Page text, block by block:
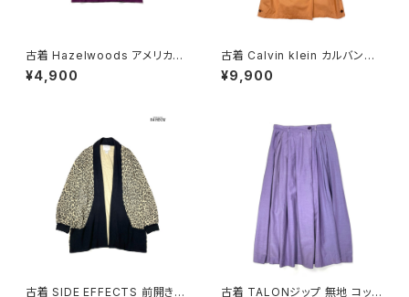
古着 Hazelwoods アメリカ製
フリンジ 無地 コットン100％ 長
袖 Ｔシャツ 紫 (ttu2501287)
¥4,900
古着 Calvin klein カルバンク
ライン ライナー付き 無地 コット
ン 長袖 アウター ライトコート
¥9,900
古着 SIDE EFFECTS 前開き
古着 TALONジップ 無地 コット